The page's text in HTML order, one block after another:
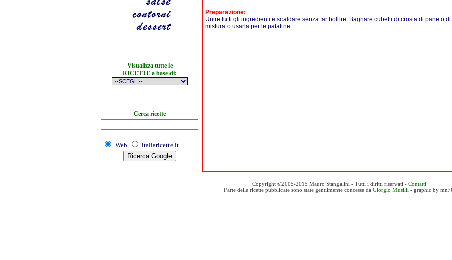
Visualizza tutte le
RICETTE a base di:
Cerca ricette
Web italiaricette.it
Preparazione:
Unire tutti gli ingredienti e scaldare senza far bollire. Bagnare cubetti di crosta di pane o
mistura o usarla per le patatine.
Copyright ©2005-2015 Mauro Stangalini - Tutti i diritti riservati - Contatti
Parte delle ricette pubblicate sono state gentilmente concesse da Giorgio Musilli - graphic by